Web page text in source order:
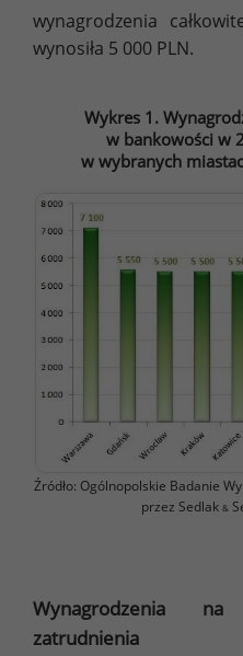
wynagrodzenia
wynosiła 5 000 PLN.
Wykres 1.
w bankowości w
w wybranych
Źródło: Ogólnopolskie Badanie
przez Sedlak &
Wynagrodzenia
zatrudnienia